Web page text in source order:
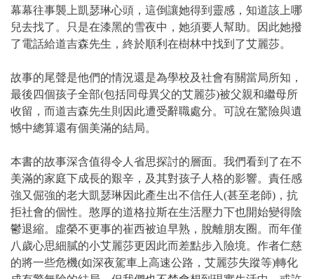
幕幕往事襲上凱瑟琳心頭，這倒讓她得到靈感，知道該上哪
兒去找了。只是在漆黑的雪夜中，她須要人幫助。因此她撥
了電話給道吉森先生，終於順利在樹林中找到了艾麗莎。
故事的尾聲是他們的情況還是為學校及社會有關當局所知，
最後四個孩子全部(包括同母異父的艾麗莎)被父親和繼母所
收留，而道吉森先生則因此遭受辭職處分。可說在驚險與遺
憾中總算還有個美滿的結局。
本書的故事深含值得令人省思探討的層面。我們看到了在不
美滿的家庭下成長的艱辛，及其對孩子人格的影響。責任感
強又倔強的老大凱瑟琳因此產生出不信任人(甚至老師)，抗
拒社會的個性。憨厚的道格拉斯在生活壓力下也開始變得陰
鬱退縮。虛榮不更事的崔西被迫早熟，脫離朋友圈。而年僅
八歲心思細膩的小艾麗莎更因此而差點步入險境。作者仁慈
的將一些危機(如深夜駕車上高速公路，艾麗莎失蹤等)轉化